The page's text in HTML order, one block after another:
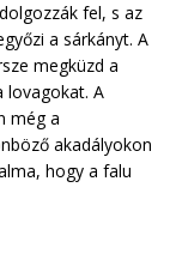
fel, s az
a sárkányt. A
megküzd a
lovagokat. A
még a
akadályokon
hogy a falu